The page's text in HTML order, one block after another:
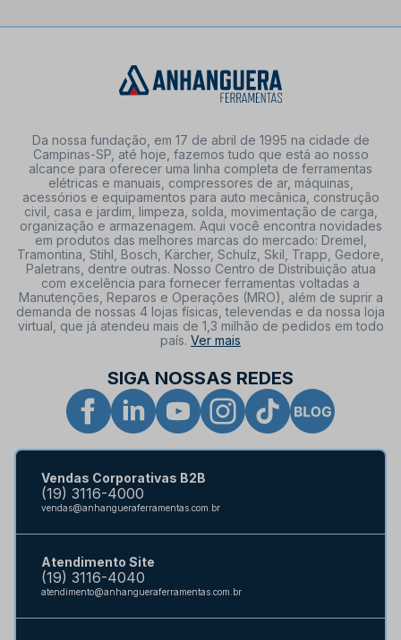
Da nossa fundação, em 17 de abril de 1995 na cidade de
Campinas-SP, até hoje, fazemos tudo que está ao nosso
alcance para oferecer uma linha completa de ferramentas
elétricas e manuais, compressores de ar, máquinas,
acessórios e equipamentos para auto mecânica, construção
civil, casa e jardim, limpeza, solda, movimentação de carga,
organização e armazenagem. Aqui você encontra novidades
em produtos das melhores marcas do mercado: Dremel,
Tramontina, Stihl, Bosch, Kärcher, Schulz, Skil, Trapp, Gedore,
Paletrans, dentre outras. Nosso Centro de Distribuição atua
com excelência para fornecer ferramentas voltadas a
Manutenções, Reparos e Operações (MRO), além de suprir a
demanda de nossas 4 lojas físicas, televendas e da nossa loja
virtual, que já atendeu mais de 1,3 milhão de pedidos em todo
país. Ver mais
SIGA NOSSAS REDES
Vendas Corporativas B2B
(19) 3116-4000
vendas@anhangueraferramentas.com.br
Atendimento Site
(19) 3116-4040
atendimento@anhangueraferramentas.com.br